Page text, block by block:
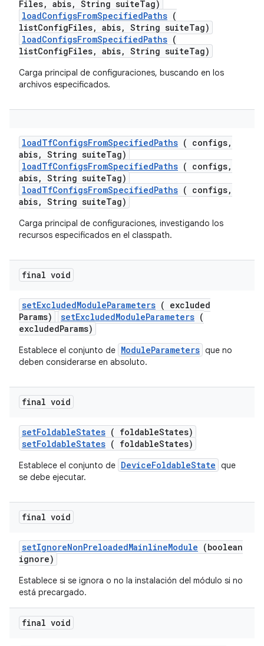
Files, abis, String suiteTag)
loadConfigsFromSpecifiedPaths (
listConfigFiles, abis, String suiteTag)
loadConfigsFromSpecifiedPaths (
listConfigFiles, abis, String suiteTag)
Carga principal de configuraciones, buscando en los
archivos especificados.
loadTfConfigsFromSpecifiedPaths ( configs,
abis, String suiteTag)
loadTfConfigsFromSpecifiedPaths ( configs,
abis, String suiteTag)
loadTfConfigsFromSpecifiedPaths ( configs,
abis, String suiteTag)
Carga principal de configuraciones, investigando los
recursos especificados en el classpath.
final void
setExcludedModuleParameters ( excluded
Params)
setExcludedModuleParameters (
excludedParams)
Establece el conjunto de ModuleParameters que no
deben considerarse en absoluto.
final void
setFoldableStates ( foldableStates)
setFoldableStates ( foldableStates)
Establece el conjunto de DeviceFoldableState que
se debe ejecutar.
final void
setIgnoreNonPreloadedMainlineModule (boolean
ignore)
Establece si se ignora o no la instalación del módulo si no
está precargado.
final void